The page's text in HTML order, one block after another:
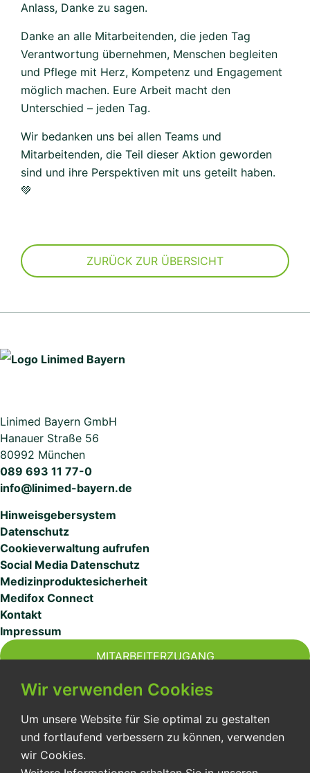
Anlass, Danke zu sagen.
Danke an alle Mitarbeitenden, die jeden Tag
Verantwortung übernehmen, Menschen begleiten
und Pflege mit Herz, Kompetenz und Engagement
möglich machen. Eure Arbeit macht den
Unterschied – jeden Tag.
Wir bedanken uns bei allen Teams und
Mitarbeitenden, die Teil dieser Aktion geworden
sind und ihre Perspektiven mit uns geteilt haben.
💚
ZURÜCK ZUR ÜBERSICHT
Linimed Bayern GmbH
Hanauer Straße 56
80992 München
089 693 11 77-0
info@linimed-bayern.de
Hinweisgebersystem
Datenschutz
Cookieverwaltung aufrufen
Social Media Datenschutz
Medizinproduktesicherheit
Medifox Connect
Kontakt
Impressum
MITARBEITERZUGANG
Der Intensivpflegedienst Linimed Bayern wurde 1987
gegründet. Wir stehen für optimale außerklinische
Wir verwenden Cookies
Um unsere Website für Sie optimal zu gestalten
und fortlaufend verbessern zu können, verwenden
wir Cookies.